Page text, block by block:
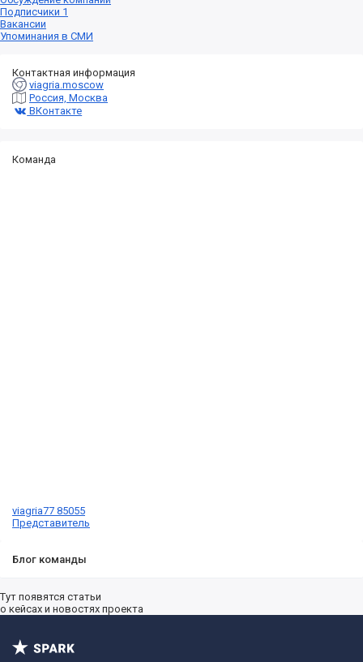
Подписчики 1
Вакансии
Упоминания в СМИ
Контактная информация
viagria.moscow
Россия, Москва
ВКонтакте
Команда
viagria77 85055
Представитель
Блог команды
Тут появятся статьи
о кейсах и новостях проекта